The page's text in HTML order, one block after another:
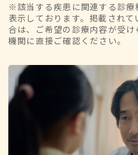
※該当する疾患に関連する診療
表示しております。掲載され
合は、ご希望の診療内容が受
機関に直接ご確認ください。